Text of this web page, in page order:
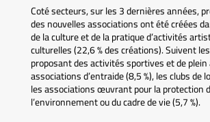
Coté secteurs, sur les 3 dernières années,
des nouvelles associations ont été créées
de la culture et de la pratique d’activités
culturelles (22,6 % des créations). Suivent
proposant des activités sportives et de plein
associations d’entraide (8,5 %), les clubs de
les associations œuvrant pour la protection
l’environnement ou du cadre de vie (5,7 %).